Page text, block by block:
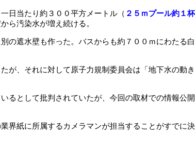
日当たり約３００平方メートル（ ２５ｍプール約１杯
ら汚染水が増え続ける。
の遮水壁も作った。バスからも約７００ｍにわたる白
が、それに対して原子力規制委員会は「地下水の動き
るとして批判されていたが、今回の取材での情報公開
界紙に所属するカメラマンが担当することがすでに決